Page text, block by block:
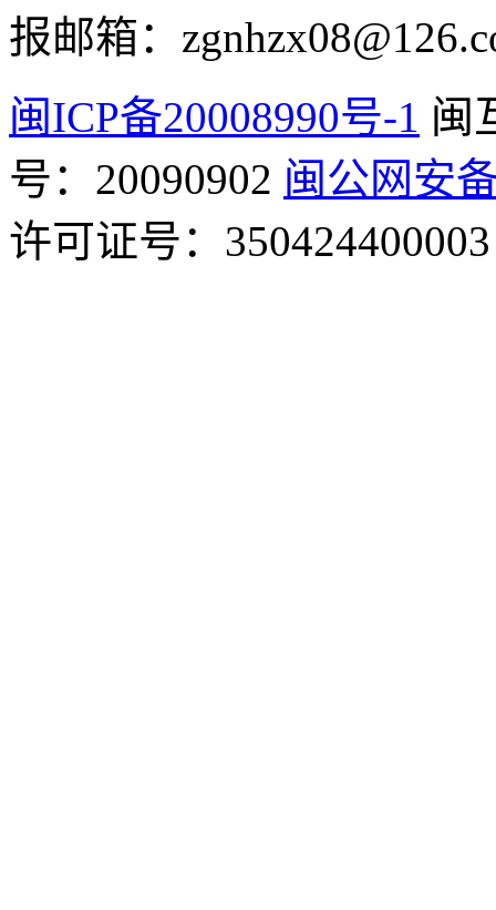
报邮箱：
闽ICP备20008990号-1 闽
号：20090902 闽公网安
许可证号：350424400003